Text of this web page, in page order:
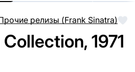
релизы (Frank Sinatra)
1971